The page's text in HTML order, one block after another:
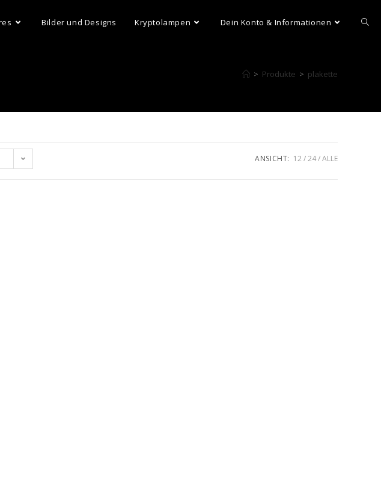
Bilder und Designs Kryptolampen Dein Konto & Informationen
> Produkte > plakette
ANSICHT: 12 24 ALLE